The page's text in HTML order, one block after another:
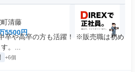
清藤
5500円
卒や高卒の方も活躍！ ※販売職は初め
。...
+6個